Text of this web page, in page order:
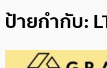
ป้ายกำกับ: